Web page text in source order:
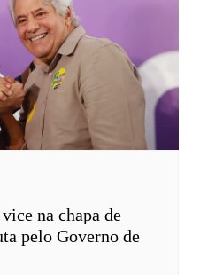
na chapa de
pelo Governo de